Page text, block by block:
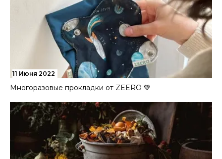
11 Июня 2022
Многоразовые прокладки от ZEERO 💚